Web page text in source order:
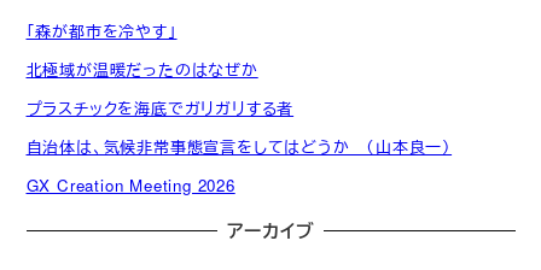
「森が都市を冷やす」
北極域が温暖だったのはなぜか
プラスチックを海底でガリガリする者
自治体は、気候非常事態宣言をしてはどうか （山本良一）
GX Creation Meeting 2026
アーカイブ